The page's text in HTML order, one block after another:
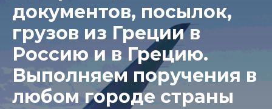
документов, посылок,
грузов из Греции в
Россию и в Грецию.
Выполняем поручения в
любом городе страны